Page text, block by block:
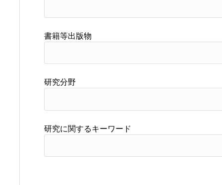
書籍等出版物
研究分野
研究に関するキーワード